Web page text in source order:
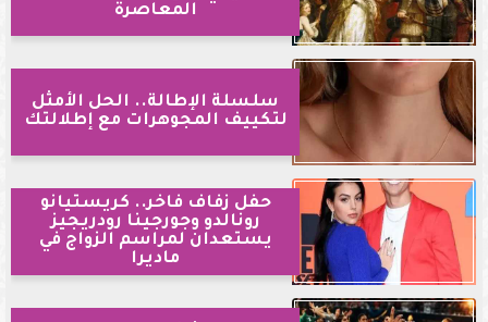
المعاصرة
سلسلة الإطالة.. الحل الأمثل
لتكييف المجوهرات مع إطلالتك
حفل زفاف فاخر.. كريستيانو
رونالدو وجورجينا رودريجيز
يستعدان لمراسم الزواج في
ماديرا